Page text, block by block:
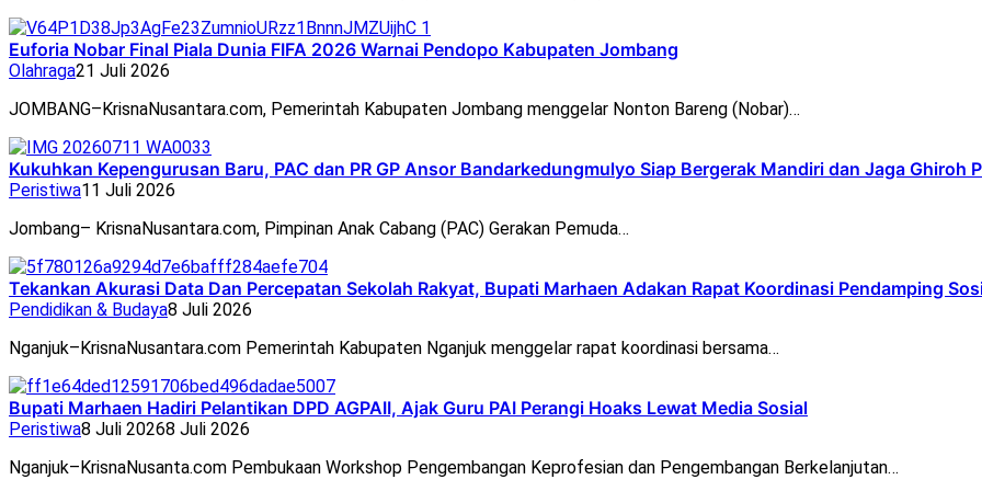
Euforia Nobar Final Piala Dunia FIFA 2026 Warnai Pendopo Kabupaten Jombang
Olahraga21 Juli 2026
JOMBANG–KrisnaNusantara.com, Pemerintah Kabupaten Jombang menggelar Nonton Bareng (Nobar)…
Kukuhkan Kepengurusan Baru, PAC dan PR GP Ansor Bandarkedungmulyo Siap Bergerak Mandiri dan Jaga Ghiroh
Peristiwa11 Juli 2026
Jombang– KrisnaNusantara.com, Pimpinan Anak Cabang (PAC) Gerakan Pemuda…
Tekankan Akurasi Data Dan Percepatan Sekolah Rakyat, Bupati Marhaen Adakan Rapat Koordinasi Pendamping
Pendidikan & Budaya8 Juli 2026
Nganjuk–KrisnaNusantara.com Pemerintah Kabupaten Nganjuk menggelar rapat koordinasi bersama…
Bupati Marhaen Hadiri Pelantikan DPD AGPAII, Ajak Guru PAI Perangi Hoaks Lewat Media Sosial
Peristiwa8 Juli 20268 Juli 2026
Nganjuk–KrisnaNusanta.com Pembukaan Workshop Pengembangan Keprofesian dan Pengembangan Berkelanjutan…